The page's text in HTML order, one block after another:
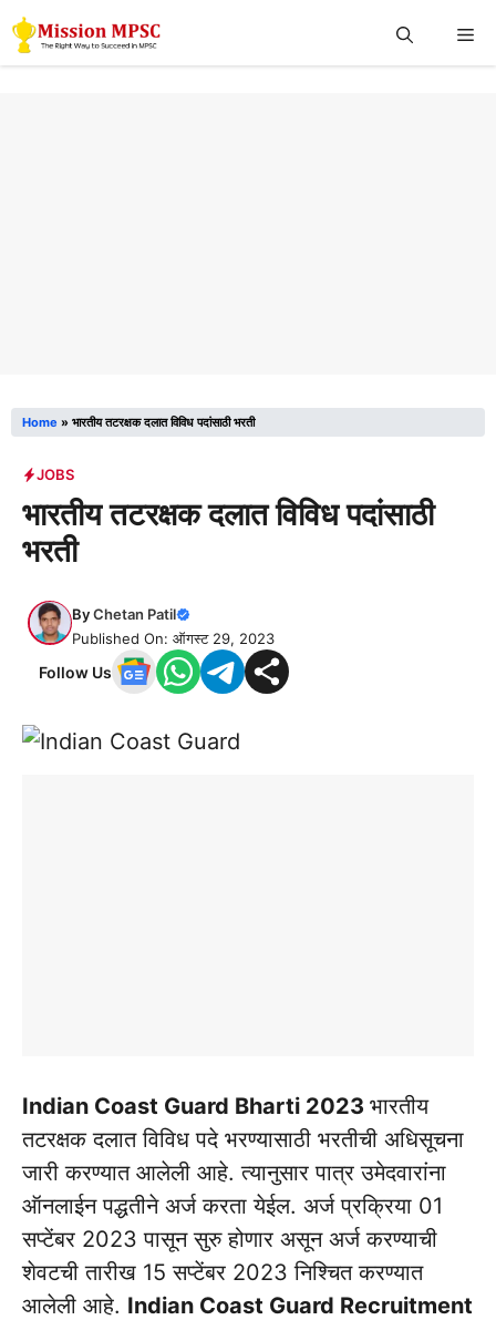
Skip
to
Home » भारतीय तटरक्षक दलात विविध पदांसाठी भरती
JOBS
भारतीय तटरक्षक दलात विविध पदांसाठी
भरती
ByChetan Patil
Published On: ऑगस्ट 29, 2023
Follow Us
Indian Coast Guard Bharti 2023 भारतीय
तटरक्षक दलात विविध पदे भरण्यासाठी भरतीची अधिसूचना
जारी करण्यात आलेली आहे. त्यानुसार पात्र उमेदवारांना
ऑनलाईन पद्धतीने अर्ज करता येईल. अर्ज प्रक्रिया 01
सप्टेंबर 2023 पासून सुरु होणार असून अर्ज करण्याची
शेवटची तारीख 15 सप्टेंबर 2023 निश्चित करण्यात
आलेली आहे. Indian Coast Guard Recruitment